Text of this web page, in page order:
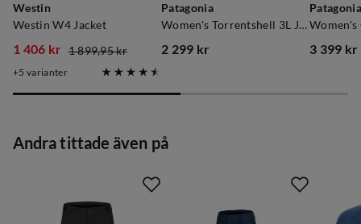
Westin
Westin W4 Jacket
discounted
1 406 kr
original
1 899,95 kr
5 varianter
Patagonia
Women's Torrentshell 3L Jacket Black
2 299 kr
Patagonia
3 399 kr
Andra tittade även på